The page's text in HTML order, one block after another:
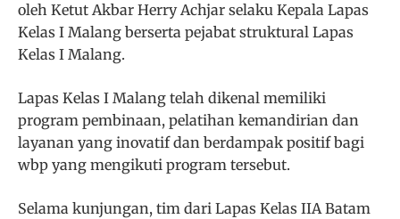
oleh Ketut Akbar Herry Achjar selaku Kepala Lapas
Kelas I Malang berserta pejabat struktural Lapas
Kelas I Malang.
Lapas Kelas I Malang telah dikenal memiliki
program pembinaan, pelatihan kemandirian dan
layanan yang inovatif dan berdampak positif bagi
wbp yang mengikuti program tersebut.
Selama kunjungan, tim dari Lapas Kelas IIA Batam